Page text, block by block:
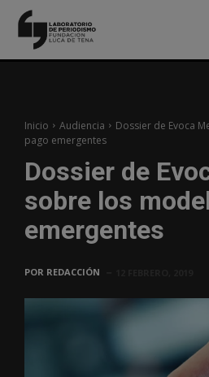
Inicio Audiencia
Dossier de Evoca
pago emergentes
Dossier de
sobre los
emergentes
POR REDACCIÓN